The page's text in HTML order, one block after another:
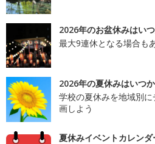
2026年のお盆休みはい
最大9連休となる場合も
2026年の夏休みはいつ
学校の夏休みを地域別
画しよう
夏休みイベントカレンダ